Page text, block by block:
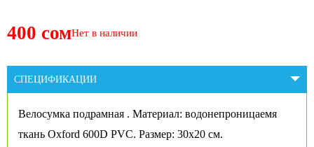
400 сомНет в наличии
СПЕЦИФИКАЦИИ
Велосумка подрамная . Материал: водонепроницаемя
ткань Oxford 600D PVC. Размер: 30х20 см.